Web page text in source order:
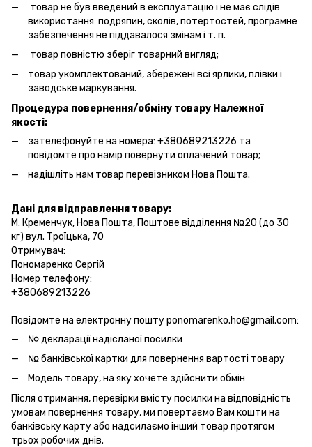
товар не був введений в експлуатацію і не має слідів
використання: подряпин, сколів, потертостей, програмне
забезпечення не піддавалося змінам і т. п.
товар повністю зберіг товарний вигляд;
товар укомплектований, збережені всі ярлики, плівки і
заводське маркування.
Процедура повернення/обміну товару Належної
якості:
зателефонуйте на номера: +380689213226 та
повідомте про намір повернути оплачений товар;
надішліть нам товар перевізником Нова Пошта.
Дані для відправлення товару:
М. Кременчук, Нова Пошта, Поштове відділення №20 (до 30
кг) вул. Троїцька, 70
Отримувач:
Пономаренко Сергій
Номер телефону:
+380689213226
Повідомте на електронну пошту ponomarenko.ho@gmail.com:
№ декларації надісланої посилки
№ банківської картки для повернення вартості товару
Модель товару, на яку хочете здійснити обмін
Після отримання, перевірки вмісту посилки на відповідність
умовам повернення товару, ми повертаємо Вам кошти на
банківську карту або надсилаємо інший товар протягом
трьох робочих днів.